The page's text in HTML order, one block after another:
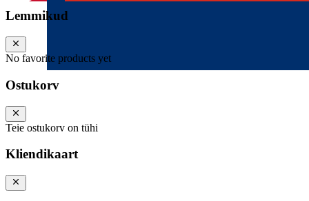
Lemmikud
No favorite products yet
Ostukorv
Teie ostukorv on tühi
Kliendikaart